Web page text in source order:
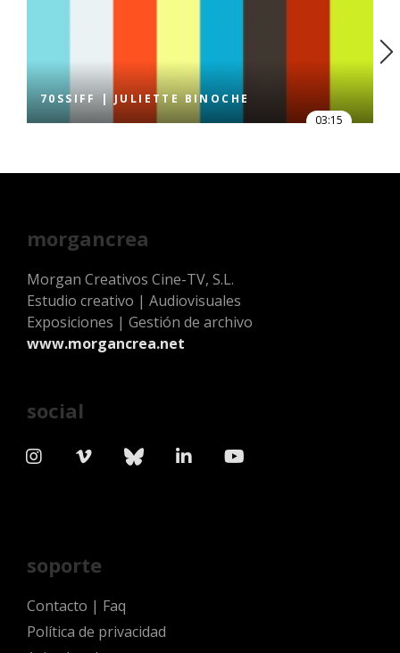
70SSIFF | JULIETTE BINOCHE
03:15
morgancrea
Morgan Creativos Cine-TV, S.L.
Estudio creativo | Audiovisuales
Exposiciones | Gestión de archivo
www.morgancrea.net
social
soporte
Contacto | Faq
Política de privacidad